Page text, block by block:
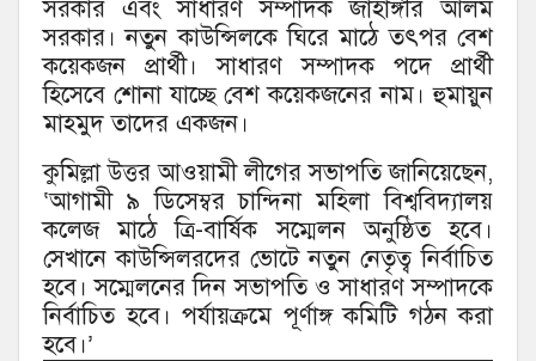
সরকার এবং সাধারণ সম্পাদক জাহাঙ্গীর আলম
সরকার। নতুন কাউন্সিলকে ঘিরে মাঠে তৎপর বেশ
কয়েকজন প্রার্থী। সাধারণ সম্পাদক পদে প্রার্থী
হিসেবে শোনা যাচ্ছে বেশ কয়েকজনের নাম। হুমায়ুন
মাহমুদ তাদের একজন।
কুমিল্লা উত্তর আওয়ামী লীগের সভাপতি জানিয়েছেন,
‘আগামী ৯ ডিসেম্বর চা‌ন্দিনা মহিলা বিশ্ববিদ্যালয়
ক‌লেজ মাঠে ত্রি-বার্ষিক সম্মেলন অনুষ্ঠিত হবে।
সেখানে কাউন্সিলরদের ভোটে নতুন নেতৃত্ব নির্বাচিত
হবে। সম্মেলনের দিন সভাপতি ও সাধারণ সম্পাদকে
নির্বাচিত হবে। পর্যায়ক্রমে পূর্ণাঙ্গ কমিটি গঠন করা
হবে।’